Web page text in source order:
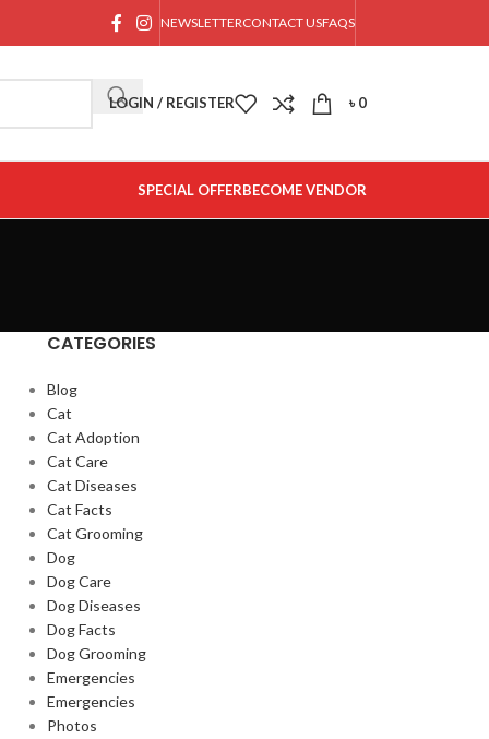
NEWSLETTERCONTACT USFAQS
LOGIN / REGISTER ৳0
SPECIAL OFFERBECOME VENDOR
CATEGORIES
Blog
Cat
Cat Adoption
Cat Care
Cat Diseases
Cat Facts
Cat Grooming
Dog
Dog Care
Dog Diseases
Dog Facts
Dog Grooming
Emergencies
Emergencies
Photos